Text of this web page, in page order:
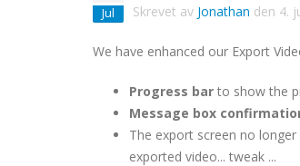
Jul Skrevet av Jonathan den 4.
We have enhanced our Export
Progress bar to show the
Message box
The export screen no
exported video... tweak ...